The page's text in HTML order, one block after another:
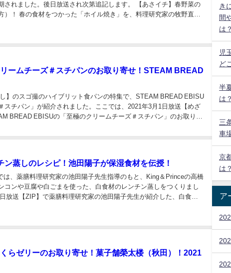
されました。後日放送され次第追記します。 【あさイチ】春野菜の
）！ 春の食材をつかった「ホイル焼き」を、料理研究家の牧野直子
リームチーズ＃スチパンのお取り寄せ！STEAM BREAD
】のスゴ撮のハイブリット食パンの特集で、STEAM BREAD EBISU
スチパン」が紹介されました。ここでは、2021年3月1日放送【めざ
BREAD EBISUの「至極のクリームチーズ＃スチパン」のお取り寄
ン蒸しのレシピ！池田陽子が保湿食材を伝授！
は、薬膳料理研究家の池田陽子先生指導のもと、King＆Princeの高橋
コンや豆腐や白ごまを使った、白食材のレンチン蒸しをつくりまし
放送【ZIP】で薬膳料理研究家の池田陽子先生が紹介した、白食材
らゼリーのお取り寄せ！菓子舗榮太楼（秋田）！2021
き
間
は？
児
ど
半
は
三
車
京
は
ア